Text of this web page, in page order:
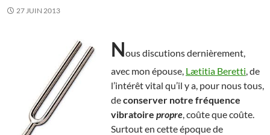
27 JUIN 2013
Nous discutions dernièrement,
avec mon épouse, Lætitia Beretti , de
l’intérêt vital qu’il y a, pour nous tous,
deconserver notre fréquence
vibratoire propre , coûte que coûte.
Surtout en cette époque de